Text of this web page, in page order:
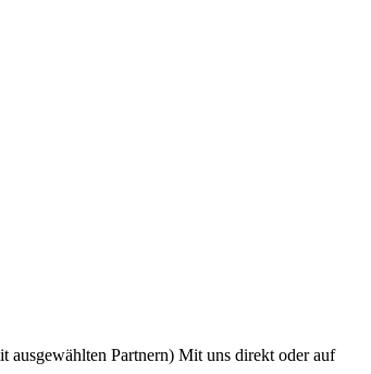
ausgewählten Partnern) Mit uns direkt oder auf